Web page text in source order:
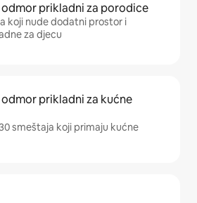
odmor prikladni za porodice
koji nude dodatni prostor i
za djecu
prikladni za kućne
smeštaja koji primaju kućne